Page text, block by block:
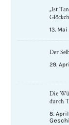
„Ist
13.
Der
29.
Die
durch
8.